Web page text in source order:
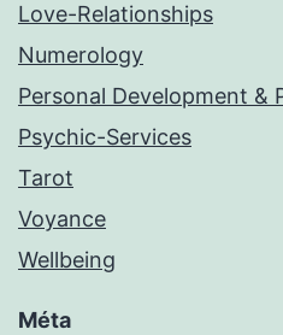
Love-Relationships
Numerology
Personal Development &
Psychic-Services
Tarot
Voyance
Wellbeing
Méta